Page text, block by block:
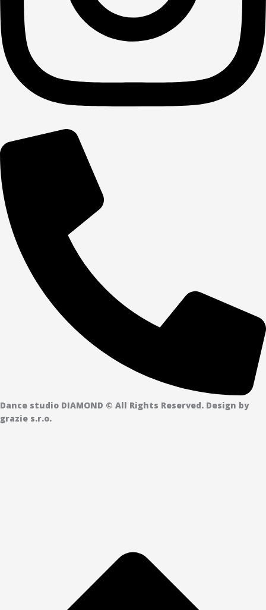
Dance studio DIAMOND © All Rights Reserved. Design by
grazie s.r.o.